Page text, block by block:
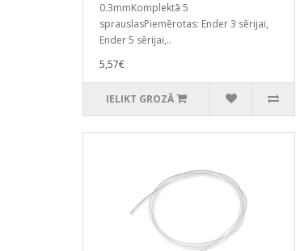
0.3mmKomplektā 5
sprauslasPiemērotas: Ender 3 sērijai,
Ender 5 sērijai,..
5,57€
IELIKT GROZĀ